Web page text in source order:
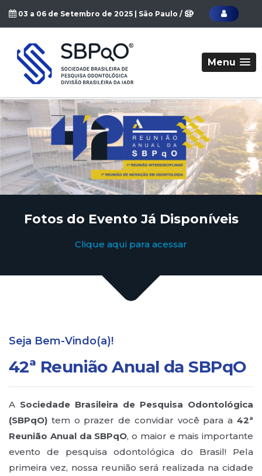
03 a 06 de Setembro de 2025 | São Paulo / SP
Menu
Fotos do Evento Já Disponíveis
Clique aqui para acessar
Seja Bem-Vindo(a)!
42ª Reunião Anual da SBPqO
A Sociedade Brasileira de Pesquisa Odontológica
(SBPqO) tem o prazer de convidar você para a42ª
Reunião Anual da SBPqO, o maior e mais importante
evento de pesquisa odontológica do Brasil! Pela
primeira vez, nossa reunião será realizada na cidade